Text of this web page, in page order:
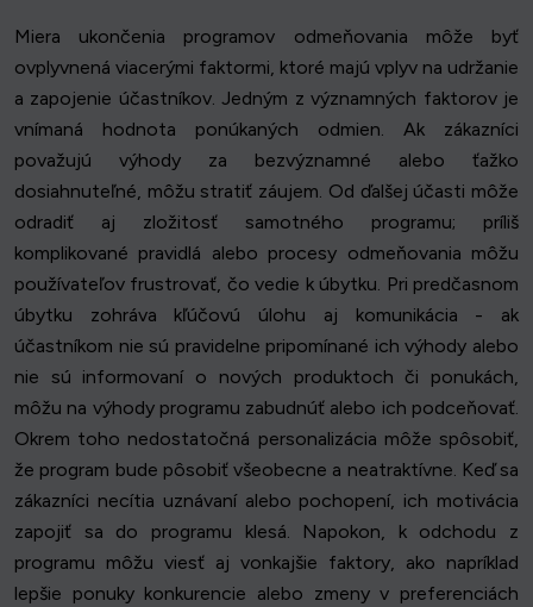
Miera ukončenia programov odmeňovania môže byť
ovplyvnená viacerými faktormi, ktoré majú vplyv na udržanie
a zapojenie účastníkov. Jedným z významných faktorov je
vnímaná hodnota ponúkaných odmien. Ak zákazníci
považujú výhody za bezvýznamné alebo ťažko
dosiahnuteľné, môžu stratiť záujem. Od ďalšej účasti môže
odradiť aj zložitosť samotného programu; príliš
komplikované pravidlá alebo procesy odmeňovania môžu
používateľov frustrovať, čo vedie k úbytku. Pri predčasnom
úbytku zohráva kľúčovú úlohu aj komunikácia - ak
účastníkom nie sú pravidelne pripomínané ich výhody alebo
nie sú informovaní o nových produktoch či ponukách,
môžu na výhody programu zabudnúť alebo ich podceňovať.
Okrem toho nedostatočná personalizácia môže spôsobiť,
že program bude pôsobiť všeobecne a neatraktívne. Keď sa
zákazníci necítia uznávaní alebo pochopení, ich motivácia
zapojiť sa do programu klesá. Napokon, k odchodu z
programu môžu viesť aj vonkajšie faktory, ako napríklad
lepšie ponuky konkurencie alebo zmeny v preferenciách